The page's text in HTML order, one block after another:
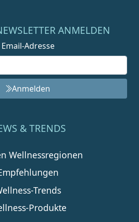
ANMELDEN
Email-Adresse
Anmelden
& TRENDS
Wellnessregionen
Trends
Produkte